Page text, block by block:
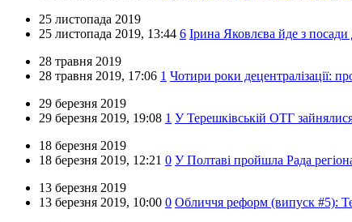
25 листопада 2019
25 листопада 2019, 13:44 6 Ірина Яковлєва йде з
28 травня 2019
28 травня 2019, 17:06 1 Чотири роки децентралізації:
29 березня 2019
29 березня 2019, 19:08 1 У Терешківській ОТГ
18 березня 2019
18 березня 2019, 12:21 0 У Полтаві пройшла Рада
13 березня 2019
13 березня 2019, 10:00 0 Обличчя реформ (випуск #5):